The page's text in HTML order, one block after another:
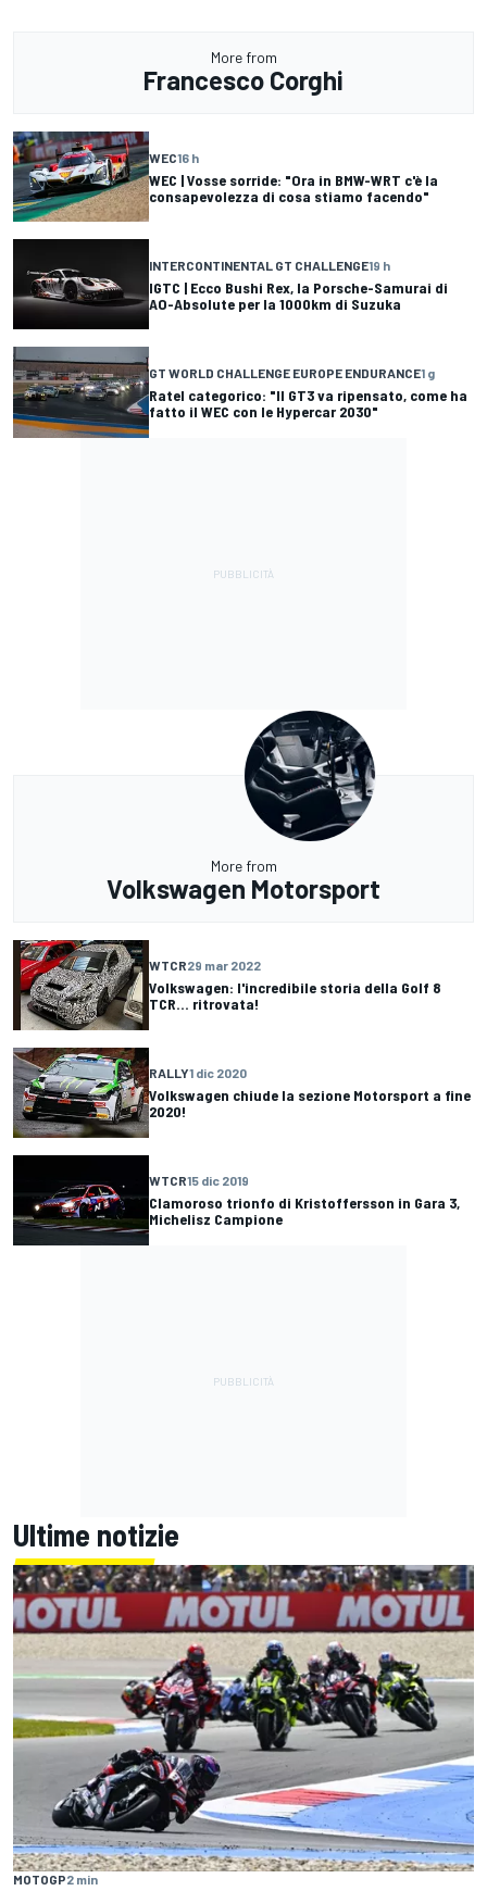
More from
Francesco Corghi
WEC16 h
WEC | Vosse sorride: "Ora in BMW-WRT c'è la
consapevolezza di cosa stiamo facendo"
INTERCONTINENTAL GT CHALLENGE19 h
IGTC | Ecco Bushi Rex, la Porsche-Samurai di
AO-Absolute per la 1000km di Suzuka
GT WORLD CHALLENGE EUROPE ENDURANCE1 g
Ratel categorico: "Il GT3 va ripensato, come ha
fatto il WEC con le Hypercar 2030"
More from
Volkswagen Motorsport
WTCR29 mar 2022
Volkswagen: l'incredibile storia della Golf 8
TCR... ritrovata!
RALLY1 dic 2020
Volkswagen chiude la sezione Motorsport a fine
2020!
WTCR15 dic 2019
Clamoroso trionfo di Kristoffersson in Gara 3,
Michelisz Campione
Ultime notizie
MOTOGP2 min